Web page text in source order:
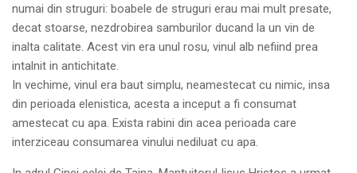
numai din struguri: boabele de struguri erau mai mult presate,
decat stoarse, nezdrobirea samburilor ducand la un vin de
inalta calitate. Acest vin era unul rosu, vinul alb nefiind prea
intalnit in antichitate.
In vechime, vinul era baut simplu, neamestecat cu nimic, insa
din perioada elenistica, acesta a inceput a fi consumat
amestecat cu apa. Exista rabini din acea perioada care
interziceau consumarea vinului nediluat cu apa.